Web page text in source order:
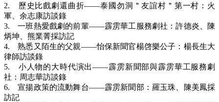
2. 歷史比戲劇還曲折——泰國勿洞＂友誼村＂第一村：火
軍、余志康訪談錄
3. 一班熱愛戲劇的前輩——霹雳華工服務劇社：許德炎、陳
炳坤、熊業菁採訪記
4. 熟悉又陌生的父親——怡保新聞官楊啓樂公子：楊長生大
律師訪談錄
5. 小人物的大時代演出——霹雳新聞部與霹雳華工服務劇
社：周志華訪談錄
6. 宣揚政策的流動舞台——霹雳新聞部：羅玉珠、陳美鳳採
訪記